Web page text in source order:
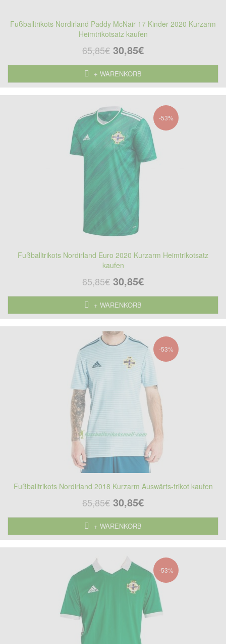
Fußballtrikots Nordirland Paddy McNair 17 Kinder 2020 Kurzarm
Heimtrikotsatz kaufen
65,85€ 30,85€
+ WARENKORB
-53%
Fußballtrikots Nordirland Euro 2020 Kurzarm Heimtrikotsatz
kaufen
65,85€ 30,85€
+ WARENKORB
-53%
Fußballtrikots Nordirland 2018 Kurzarm Auswärts-trikot kaufen
65,85€ 30,85€
+ WARENKORB
-53%